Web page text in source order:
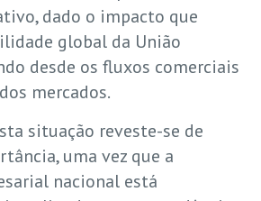
dado o impacto que
global da União
desde os fluxos comerciais
mercados.
situação reveste-se de
uma vez que a
nacional está